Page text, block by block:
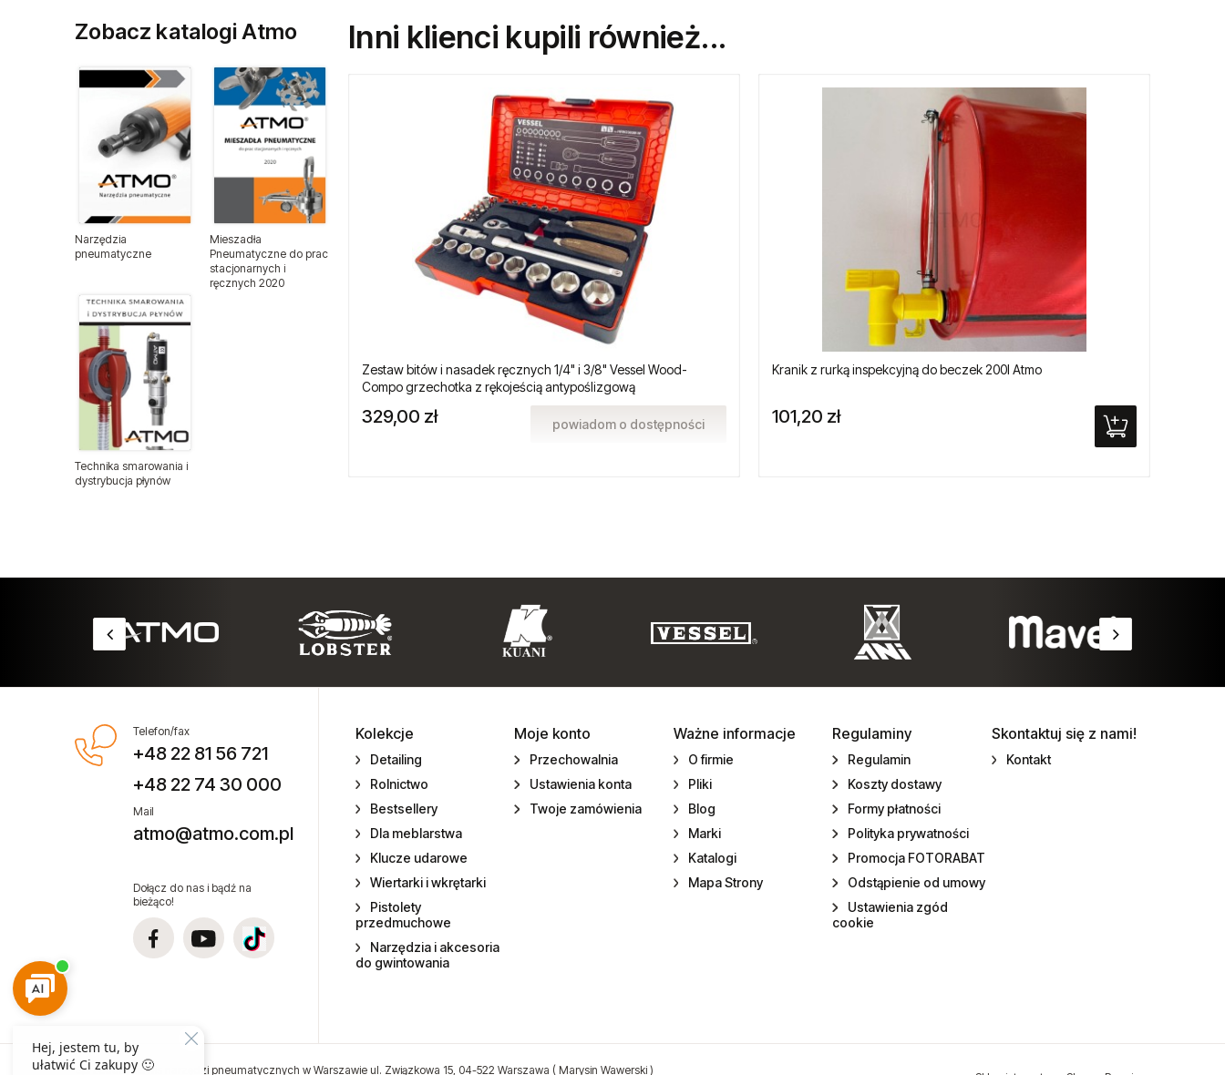
Pilnikarki pneumatyczne
Pneumatyczne klucze udarowe
Pneumatyczne klucze
zapadkowe
Pneumatyczne pisaki grawerskie
Pistolety lakiernicze
Pistolety lakiernicze BenBow
Pistolety natryskowe
Pistolety do pompowania kół
Pistolety do przedmuchiwania
Pompy membranowe
Przecinarki pneumatyczne
Silniki pneumatyczne
Szczypce pneumatyczne
Skrobaki pneumatyczne
Smarownice i olejarki
Szlifierki oscylacyjne
Zobacz katalogi Atmo
Narzędzia
pneumatyczne
Mieszadła
Pneumatyczne do prac
stacjonarnych i
ręcznych 2020
Technika smarowania i
dystrybucja płynów
Inni klienci kupili również...
Zestaw bitów i nasadek ręcznych 1/4" i 3/8" Vessel Wood-
Compo grzechotka z rękojeścią antypoślizgową
329,00 zł powiadom o dostępności
Kranik z rurką inspekcyjną do beczek 200l Atmo
101,20 zł
Telefon/fax
+48 22 81 56 721
+48 22 74 30 000
Mail
atmo@atmo.com.pl
Dołącz do nas i bądź na
bieżąco!
Kolekcje
Detailing
Rolnictwo
Bestsellery
Dla meblarstwa
Klucze udarowe
Wiertarki i wkrętarki
Pistolety
przedmuchowe
Narzędzia i akcesoria
do gwintowania
Moje konto
Przechowalnia
Ustawienia konta
Twoje zamówienia
Ważne informacje
O firmie
Pliki
Blog
Marki
Katalogi
Mapa Strony
Regulaminy
Regulamin
Koszty dostawy
Formy płatności
Polityka prywatności
Promocja FOTORABAT
Odstąpienie od umowy
Ustawienia zgód
cookie
Skontaktuj się z nami!
Kontakt
Sprzedaż i serwis narzędzi pneumatycznych w Warszawie ul. Związkowa 15, 04-522 Warszawa ( Marysin Wawerski )